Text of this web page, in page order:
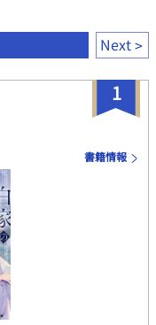
Next
1
書籍情報